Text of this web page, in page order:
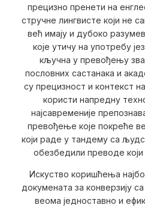
прецизно пренети на
стручне лингвисте који не
већ имају и дубоко
које утичу на употребу
кључна у превођењу
пословних састанака и
су прецизност и контекст
користи напредну
најсавременије
превођење које покреће
који раде у тандему са
обезбедили преводе
Искуство коришћења
докумената за конверзију са
веома једноставно и